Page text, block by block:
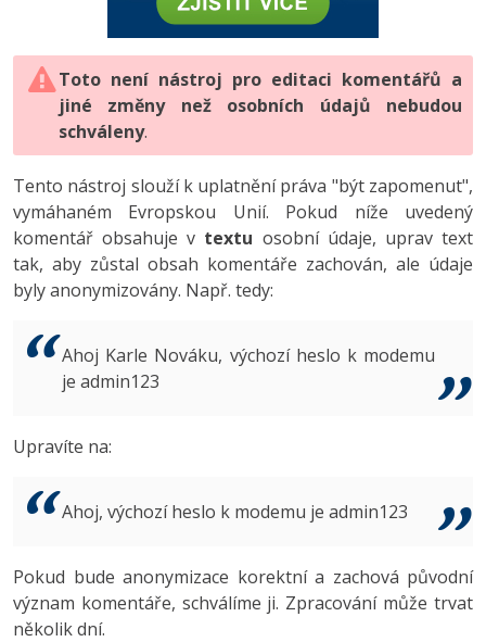
HTML5, CSS3, Bootstrap, SEO
SQL a databáze
Testování a verzování
UML a návrhové vzory
React
Spring
ASP.NET MVC
Best practices
PHP
JavaScript
Python
HTML / CSS
UML a návrhové vzory
MySQL/MariaDB
MS-SQL
Vývojář mobilních aplikací
C# Game developer
Tester
Systémový administrátor
3D grafik
Copywriter
WordPress specialista
-80%
JavaScript -80%
PHP -80%
Swift -80%
Kotlin -80%
VB.NET
Algoritmy -41%
Umělá inteligence (AI) -10%
Digitální gramotnost
Marketing
WordPress
SEO
UX
Business
Copywriting
Windows
Photoshop -80%
Adobe Illustrator -80%
Adobe Lightroom
Adobe XD
Adobe InDesign -25%
Adobe After Effects
Inkscape
Fórum
Toto není nástroj pro editaci komentářů a
jiné změny než osobních údajů nebudou
schváleny.
Tento nástroj slouží k uplatnění práva "být zapomenut",
vymáhaném Evropskou Unií. Pokud níže uvedený
komentář obsahuje v textu osobní údaje, uprav text
tak, aby zůstal obsah komentáře zachován, ale údaje
byly anonymizovány. Např. tedy:
Ahoj Karle Nováku, výchozí heslo k modemu
je admin123
Upravíte na:
Ahoj, výchozí heslo k modemu je admin123
Pokud bude anonymizace korektní a zachová původní
význam komentáře, schválíme ji. Zpracování může trvat
několik dní.